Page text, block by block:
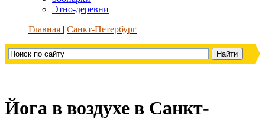
Этно-деревни
Главная
Санкт-Петербург
Йога в воздухе в Санкт-